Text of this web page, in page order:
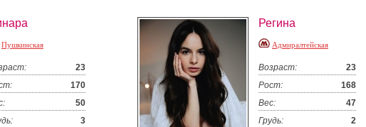
Пушкинская
23
170
50
3
Регина
Адмиралтейская
Возраст:
23
Рост:
168
Вес:
47
Грудь:
2